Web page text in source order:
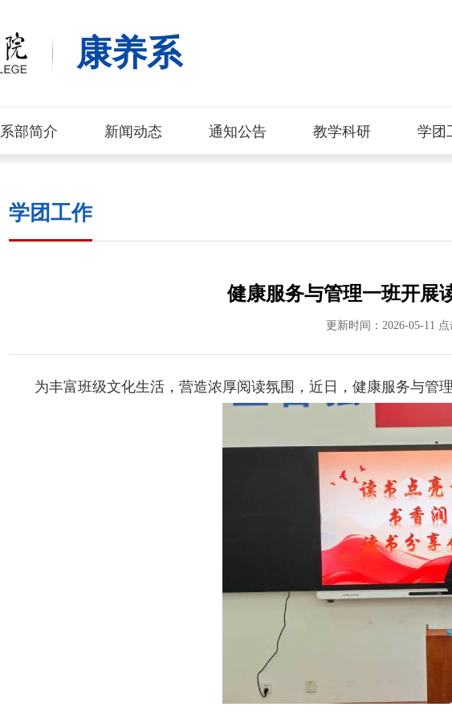
康养系
系部简介 新闻动态 通知公告 教学科研 学团
学团工作
健康服务与管理一班开展
更新时间：2026-05-11
为丰富班级文化生活，营造浓厚阅读氛围，近日，健康服务与管